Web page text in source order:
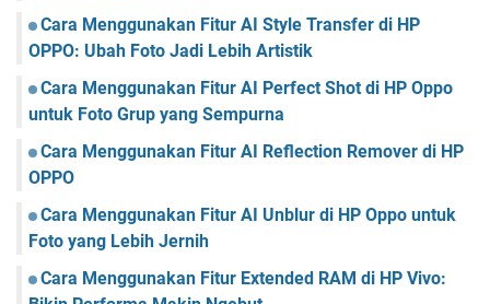
Cara Menggunakan Fitur AI Style Transfer di HP
OPPO: Ubah Foto Jadi Lebih Artistik
Cara Menggunakan Fitur AI Perfect Shot di HP Oppo
untuk Foto Grup yang Sempurna
Cara Menggunakan Fitur AI Reflection Remover di HP
OPPO
Cara Menggunakan Fitur AI Unblur di HP Oppo untuk
Foto yang Lebih Jernih
Cara Menggunakan Fitur Extended RAM di HP Vivo: